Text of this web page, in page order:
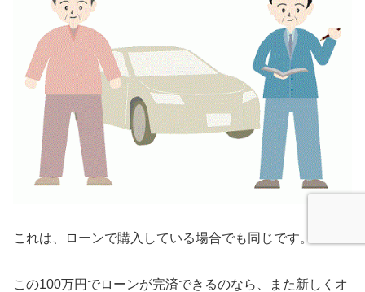
これは、ローンで購入している場合でも同じです。
この100万円でローンが完済できるのなら、また新しくオ